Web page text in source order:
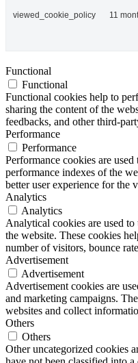
viewed_cookie_policy 11
Functional
Functional
Functional cookies help to
sharing the content of the
feedbacks, and other third-
Performance
Performance
Performance cookies are
performance indexes of the
better user experience for the
Analytics
Analytics
Analytical cookies are used
the website. These cookies
number of visitors, bounce
Advertisement
Advertisement
Advertisement cookies are
and marketing campaigns.
websites and collect
Others
Others
Other uncategorized cookies